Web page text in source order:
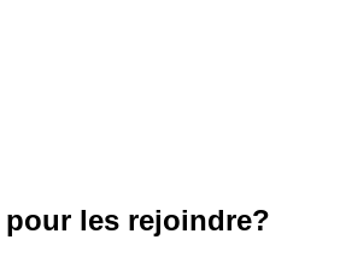
les rejoindre?